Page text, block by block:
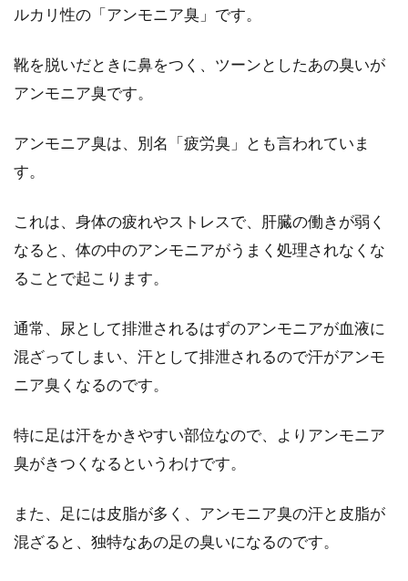
ったら、着たまま乾かしている方はいますか？
まざまな消臭方法もご紹介
どで靴を脱いだ瞬間に足の臭いが漂うような人
は幻滅してしまい...
もう気にならない？！加齢臭対策に
は「有酸素運動」が効果的
男性が年齢を重ねていくうえで、「加齢臭問
よね。周囲の人...
ルカリ性の「アンモニア臭」です。
靴を脱いだときに鼻をつく、ツーンとしたあの臭いが
アンモニア臭です。
アンモニア臭は、別名「疲労臭」とも言われていま
す。
これは、身体の疲れやストレスで、肝臓の働きが弱く
なると、体の中のアンモニアがうまく処理されなくな
ることで起こります。
通常、尿として排泄されるはずのアンモニアが血液に
混ざってしまい、汗として排泄されるので汗がアンモ
ニア臭くなるのです。
特に足は汗をかきやすい部位なので、よりアンモニア
臭がきつくなるというわけです。
また、足には皮脂が多く、アンモニア臭の汗と皮脂が
混ざると、独特なあの足の臭いになるのです。